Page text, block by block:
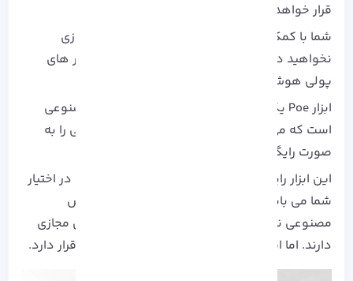
قرار خواهد گرفت.
شما با کمک این ابزار دیگر نیاز به خرید شماره مجازی
نخواهید داشت و به راحتی می توانید به سایر ابزار های
پولی هوش مصنوعی دسترسی داشته باشید.
ابزار Poe یکی از قدرتمند ترین ابزار های هوش مصنوعی
است که می تواند سایر هوش مصنوعی های پولی را به
صورت رایگان به شکل ربات در بیاورد.
این ابزار رایگان، نامحدود و بدون هیچ محدودیتی در اختیار
شما می باشد. کاربران ایرانی برای استفاده از هوش
مصنوعی نیاز به خرید سرور مجازی و یا شماره های مجازی
دارند. اما این پلتفرم به طور رایگان در اختیار شما قرار دارد.